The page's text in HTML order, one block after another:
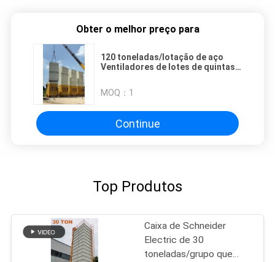
Obter o melhor preço para
120 toneladas/lotação de aço
Ventiladores de lotes de quintas
desempenho eficiente
MOQ： 1
Continue
Top Produtos
Caixa de Schneider
Electric de 30
toneladas/grupo que